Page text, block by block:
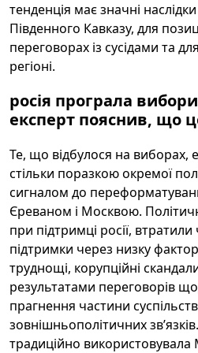
тенденція має значні
Південного Кавказу, для
переговорах із сусідами та
регіоні.
росія програла вибори
експерт пояснив, що
Те, що відбулося на виборах,
стільки поразкою окремої
сигналом до
Єреваном і Москвою.
при підтримці росії,
підтримки через низку
труднощі, корупційні
результатами переговорів
прагнення частини
зовнішньополітичних
традиційно